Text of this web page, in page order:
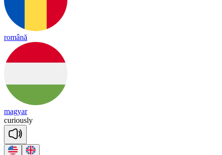
română
magyar
curiously